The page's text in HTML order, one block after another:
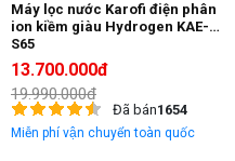
Máy lọc nước Karofi điện phân
ion kiềm giàu Hydrogen KAE-
S65
13.700.000đ
19.990.000đ
Đã bán1654
Miễn phí vận chuyển toàn quốc